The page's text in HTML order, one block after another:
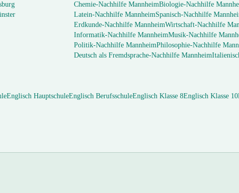
Chemie-Nachhilfe MannheimBiologie-Nachhilfe
Latein-Nachhilfe MannheimSpanisch-Nachhilfe
Erdkunde-Nachhilfe MannheimWirtschaft-Nachhilfe
Informatik-Nachhilfe MannheimMusik-Nachhilfe
Politik-Nachhilfe MannheimPhilosophie-Nachhilfe
Deutsch als Fremdsprache-Nachhilfe Mannheim
Englisch HauptschuleEnglisch BerufsschuleEnglisch Klasse 8Englisch Klasse 10